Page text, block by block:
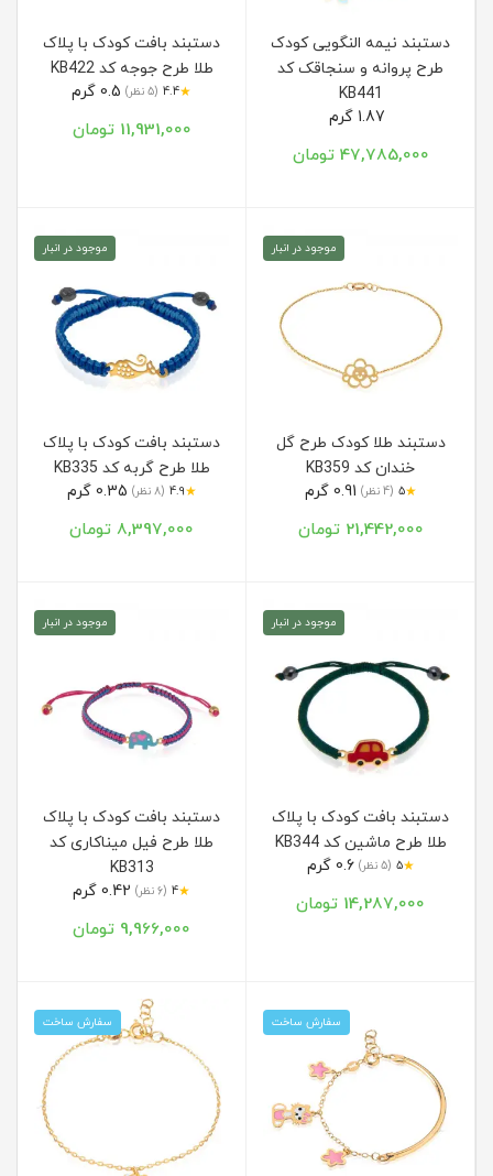
دستبند نیمه النگویی کودک
طرح پروانه و سنجاقک کد
KB441
47,785,000 تومان
دستبند بافت کودک با پلاک
طلا طرح جوجه کد KB422
★
4.4 (5 نظر)
11,931,000 تومان
موجود در انبار
دستبند طلا کودک طرح گل
خندان کد KB359
★
5 (4 نظر)
21,442,000 تومان
موجود در انبار
دستبند بافت کودک با پلاک
طلا طرح گربه کد KB335
★
4.9 (8 نظر)
8,397,000 تومان
موجود در انبار
دستبند بافت کودک با پلاک
طلا طرح ماشین کد KB344
★
5 (5 نظر) 0.6 گرم
14,287,000 تومان
موجود در انبار
دستبند بافت کودک با پلاک
طلا طرح فیل میناکاری کد
KB313
★
4 (6 نظر)
9,966,000 تومان
سفارش ساخت سفارش ساخت